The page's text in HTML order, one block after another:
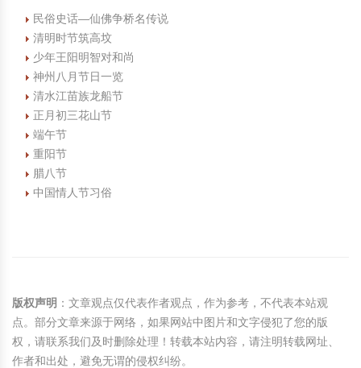
民俗史话—仙佛争桥名传说
清明时节筑高坟
少年王阳明智对和尚
神州八月节日一览
清水江苗族龙船节
正月初三花山节
端午节
重阳节
腊八节
中国情人节习俗
版权声明 ：文章观点仅代表作者观点，作为参考，不代表本站观
点。部分文章来源于网络，如果网站中图片和文字侵犯了您的版
权，请联系我们及时删除处理！转载本站内容，请注明转载网址、
作者和出处，避免无谓的侵权纠纷。